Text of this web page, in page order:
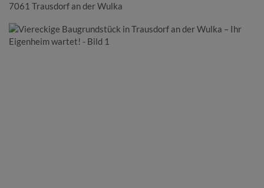
7061 Trausdorf an der Wulka